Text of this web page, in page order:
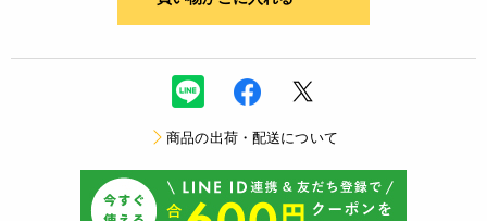
商品の出荷・配送について